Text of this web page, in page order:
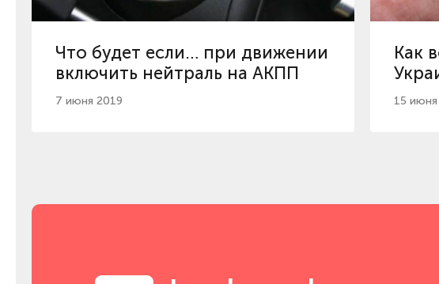
Что будет если… при движении
включить нейтраль на АКПП
7 июня 2019
Как
15